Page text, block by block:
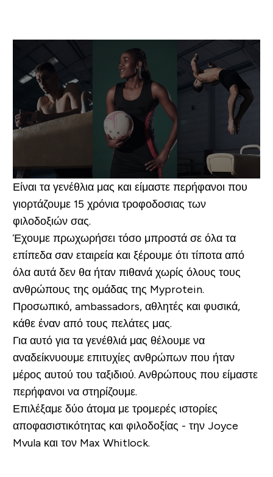
Είναι τα γενέθλια μας και είμαστε περήφανοι που
γιορτάζουμε 15 χρόνια τροφοδοσιας των
φιλοδοξιών σας.
Έχουμε πρωχωρήσει τόσο μπροστά σε όλα τα
επίπεδα σαν εταιρεία και ξέρουμε ότι τίποτα από
όλα αυτά δεν θα ήταν πιθανά χωρίς όλους τους
ανθρώπους της ομάδας της Myprotein.
Προσωπικό, ambassadors, αθλητές και φυσικά,
κάθε έναν από τους πελάτες μας.
Για αυτό για τα γενέθλιά μας θέλουμε να
αναδείκνυουμε επιτυχίες ανθρώπων που ήταν
μέρος αυτού του ταξιδιού. Ανθρώπους που είμαστε
περήφανοι να στηρίζουμε.
Επιλέξαμε δύο άτομα με τρομερές ιστορίες
αποφασιστικότητας και φιλοδοξίας - την Joyce
Mvula και τον Max Whitlock.